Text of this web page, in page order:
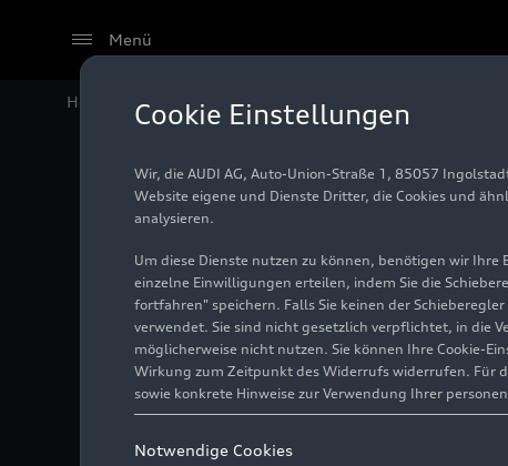
Menü
Home Audi Media Center Fotos
Audi A6
Illustration 06.05.2025
Cookie Einstellungen
Wir, die AUDI AG, Auto-Union-Straße 1, 85057
Website eigene und Dienste Dritter, die Cookies und
analysieren.
Um diese Dienste nutzen zu können, benötigen wir
einzelne Einwilligungen erteilen, indem Sie die
fortfahren" speichern. Falls Sie keinen der
verwendet. Sie sind nicht gesetzlich verpflichtet, in die
möglicherweise nicht nutzen. Sie können Ihre Cookie-
Wirkung zum Zeitpunkt des Widerrufs widerrufen. Für
sowie konkrete Hinweise zur Verwendung Ihrer
Notwendige Cookies